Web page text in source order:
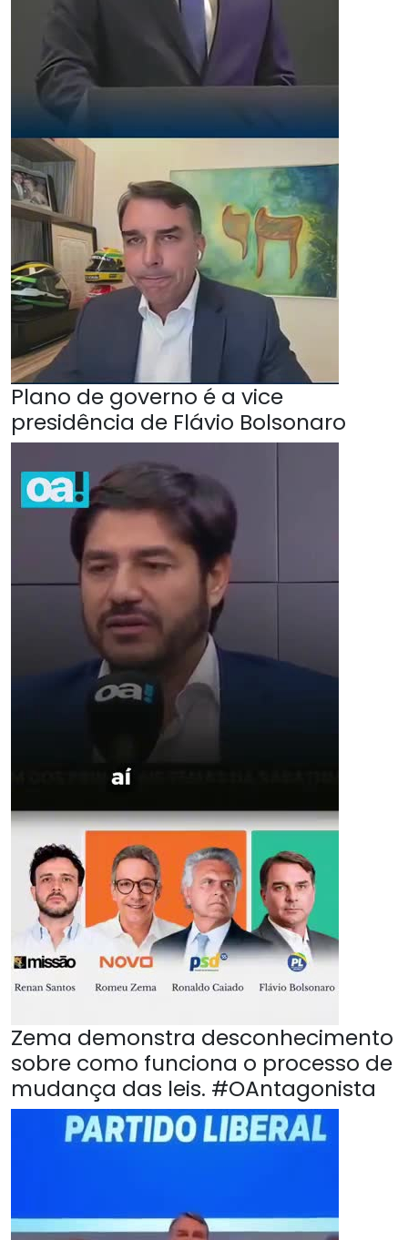
Plano de governo é a vice
presidência de Flávio Bolsonaro
Zema demonstra desconhecimento
sobre como funciona o processo de
mudança das leis. #OAntagonista